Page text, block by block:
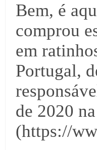
Bem, é
comprou
em
Portugal,
de 2020
(https://